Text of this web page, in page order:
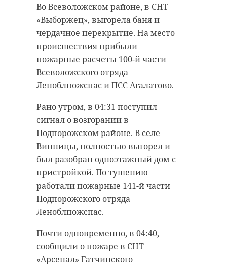
Во Всеволожском районе, в СНТ
«Выборжец», выгорела баня и
чердачное перекрытие. На место
происшествия прибыли
пожарные расчеты 100-й части
Всеволожского отряда
Леноблпожспас и ПСС Агалатово.
Рано утром, в 04:31 поступил
сигнал о возгорании в
Подпорожском районе. В селе
Винницы, полностью выгорел и
был разобран одноэтажный дом с
пристройкой. По тушению
работали пожарные 141-й части
Подпорожского отряда
Леноблпожспас.
Почти одновременно, в 04:40,
сообщили о пожаре в СНТ
«Арсенал» Гатчинского
преступной деятельности. За свои
услуги молодой человек получал
денежное вознаграждение.
Ежемесячный доход от этой
деятельности составлял около 500
долларов США.
задержанного были изъяты
мобильные телефоны и другие
электронные носители. В
отношении задержанного
возбуждено уголовное дело по
статье 274.5 УК РФ. На время
следствия ему избрана мера
пресечения в виде подписки о
невыезде.
Фото: скриншот видео
https://78.мвд.рф/news/item/88502061/
https://t.me/drozdenko_au_lo/10657
Драмаразыграласьна берегу реки
Тосны в городе Никольское.
Георгий Саматов, услышав крики
о помощи, бросился на помощь
тонущему ребенку, которого
уносило течением реки вдоль
ледяной кромки.
Скриншот видео
https://t.me/drozdenko_au_lo/10657